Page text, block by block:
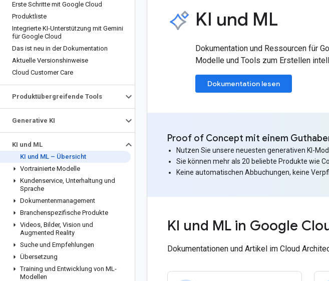
Erste Schritte mit Google Cloud
Produktliste
Integrierte KI-Unterstützung mit Gemini
für Google Cloud
Das ist neu in der Dokumentation
Aktuelle Versionshinweise
Cloud Customer Care
Produktübergreifende Tools
Generative KI
KI und ML
KI und ML – Übersicht
Vortrainierte Modelle
Kundenservice, Unterhaltung und
Sprache
Dokumentenmanagement
Branchenspezifische Produkte
Videos, Bilder, Vision und
Augmented Reality
Suche und Empfehlungen
Übersetzung
Training und Entwicklung von ML-
Modellen
KI und ML
Dokumentation und Ressourcen für
Modelle und Tools zum Erstellen
Dokumentation lesen
Proof of Concept mit einem
Nutzen Sie unsere neuesten generativen KI-
Sie können mehr als 20 beliebte Produkte wie
Keine automatischen Abbuchungen, keine
KI und ML in Google
Dokumentationen und Artikel im Cloud